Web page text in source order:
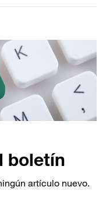
boletín
artículo nuevo.